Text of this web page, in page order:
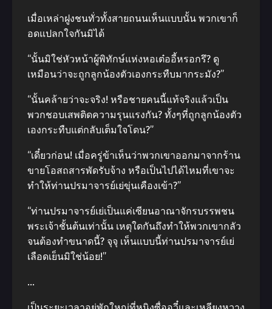
เมื่อเหล่าฝูงชนทั่วทั้งสายถนนเห็นแบบนั้น พวกเขาก็
อดแปลกใจกันมิได้
“นั้นมิใช่หัวหน้าผู้พิทักษ์แห่งหอเต๋ออี้หรอกรึ? ดู
เหมือนว่าจะถูกลูกน้องตัวเองกระทืบมากระมัง?”
“นั้นคล้ายว่าจะจริง! หรือชายคนนี้แท้จริงแล้วเป็น
พวกชอบเสพติดความรุนแรงกัน? ทั้งๆที่ถูกลูกน้องตัว
เองกระทืบแต่กลับเต็มใจโดน?”
“เดี๋ยวก่อน! เมื่อครู่ข้าเห็นว่าพวกเขาออกมาจากร้าน
ขายโอสถสารพัดรับจ้าง หรือเป็นไปได้ไหมที่เขาจะ
ทำให้ท่านปรมาจารย์เย่ขุ่นเคืองเข้า?”
“ท่านปรมาจารย์เย่เป็นแค่เซียนอาณาจักรบรรพชน
พระเจ้าชั้นต้นเท่านั้น เหตุใดกันถึงทำให้พวกเขากลัว
จนต้องทำขนาดนี้? จุจุ เห็นแบบนี้ท่านปรมาจารย์เย่
เลือดเย็นมิใช่น้อย!”
…